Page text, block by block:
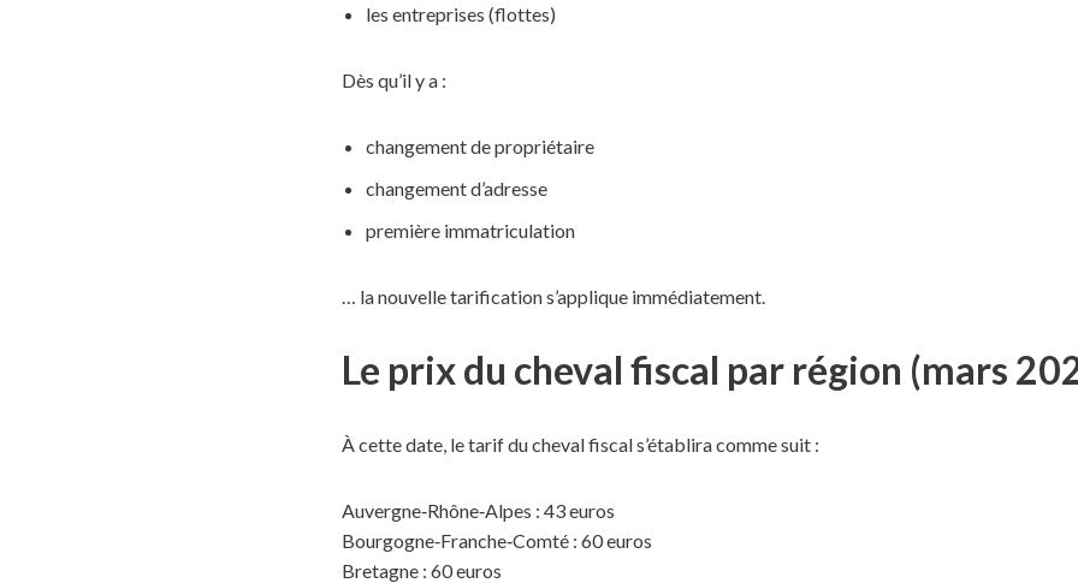
les entreprises (flottes)
Dès qu’il y a :
changement de propriétaire
changement d’adresse
première immatriculation
… la nouvelle tarification s’applique immédiatement.
Le prix du cheval fiscal par région (mars
À cette date, le tarif du cheval fiscal s’établira comme suit :
Auvergne‑Rhône‑Alpes : 43 euros
Bourgogne‑Franche‑Comté : 60 euros
Bretagne : 60 euros